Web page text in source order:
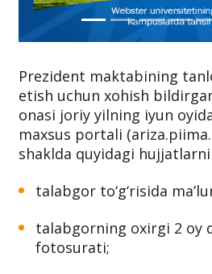
Prezident maktabining
etish uchun xohish
onasi joriy yilning iyun
maxsus portali
shaklda quyidagi
talabgor to‘g‘risida
talabgorning oxirgi 2 oy
fotosurati;